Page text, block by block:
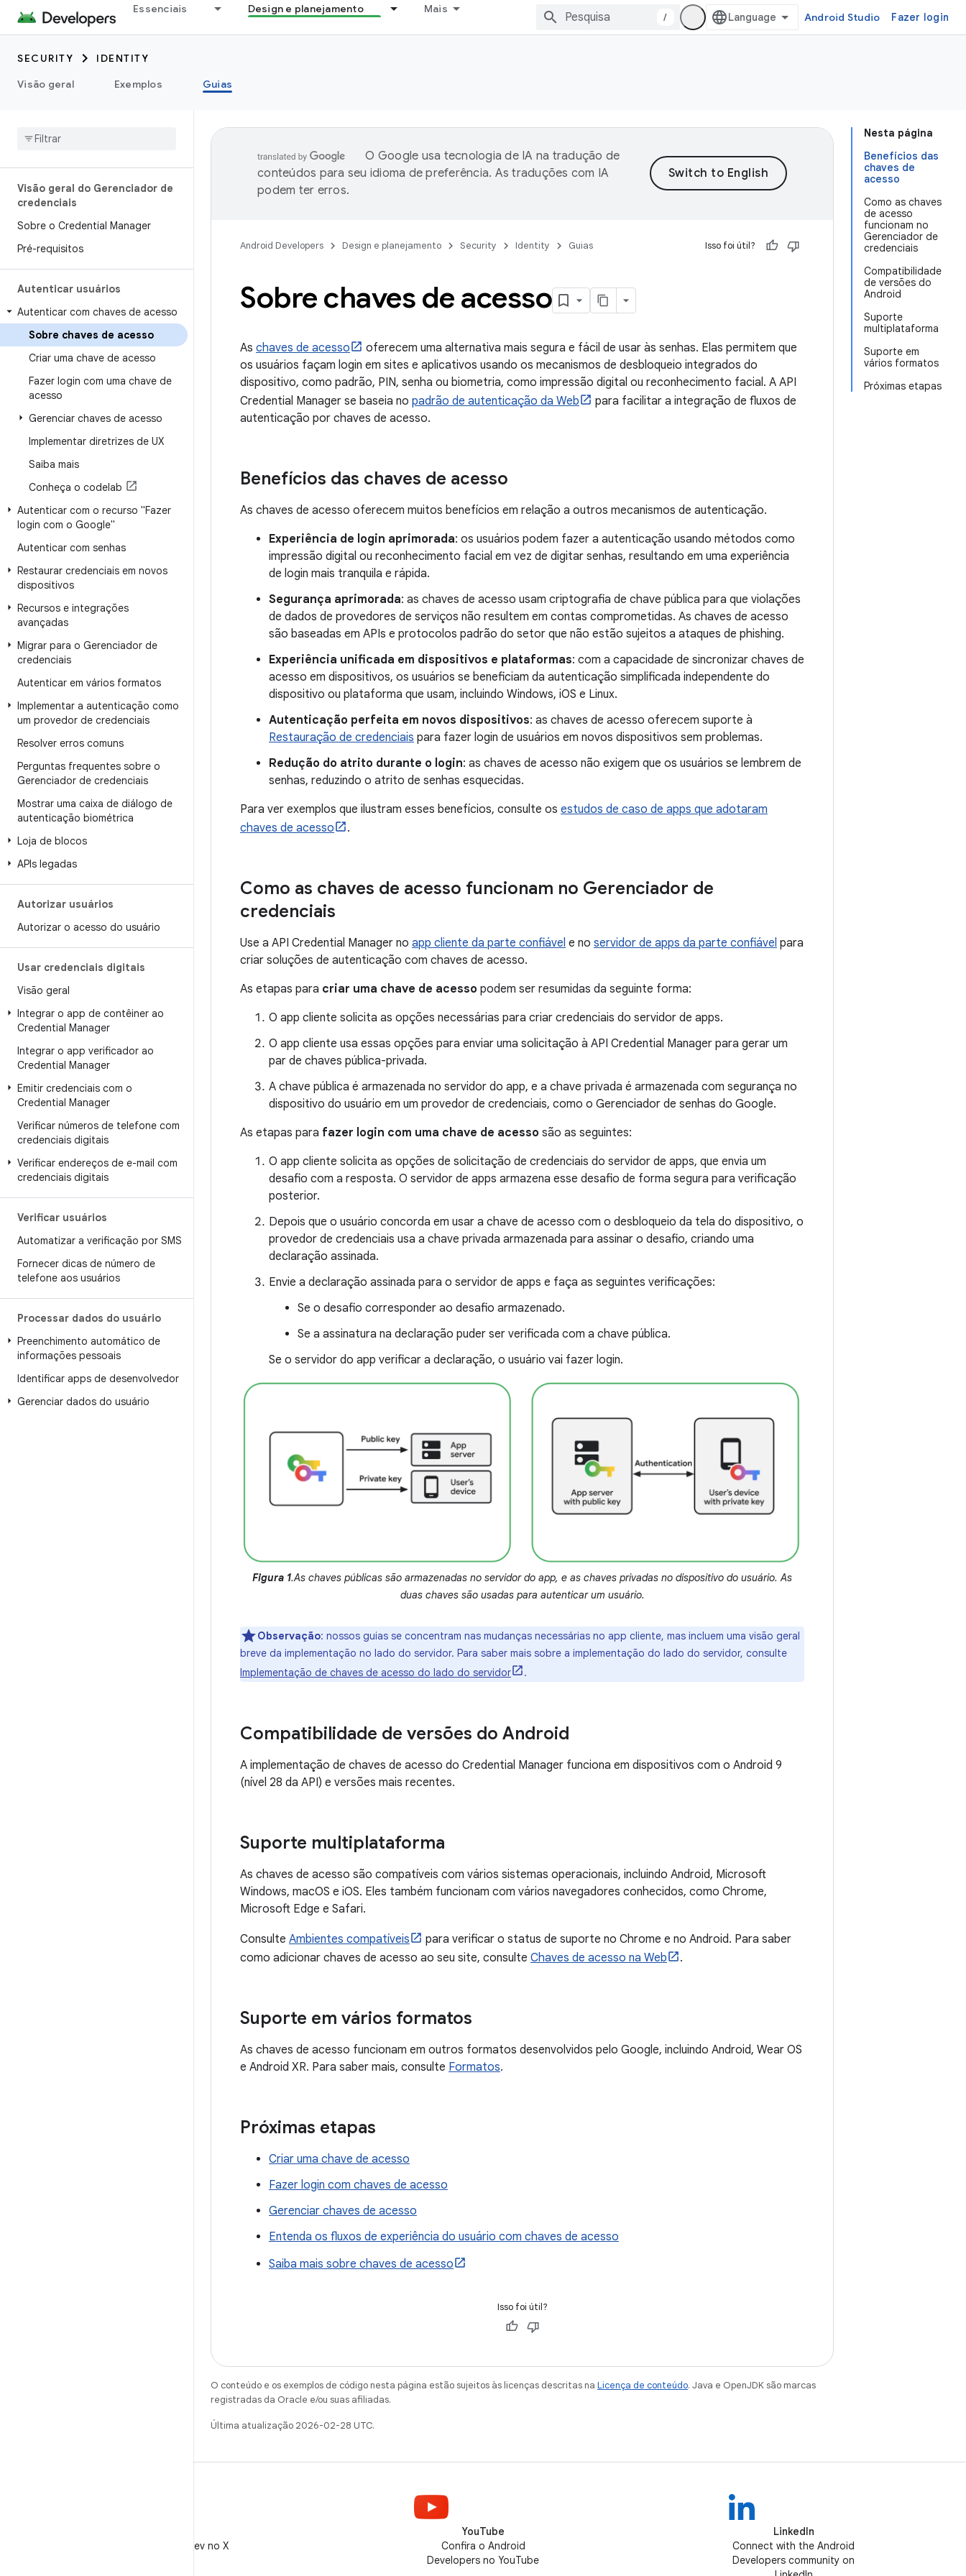
Essenciais Design e planejamento Mais
/ Android Studio Fazer login
SECURITY
IDENTITY
Visão geral
Exemplos Guias
Visão geral do Gerenciador de
credenciais
Sobre o Credential Manager
Pré-requisitos
Autenticar usuários
Autenticar com chaves de acesso
Sobre chaves de acesso
Criar uma chave de acesso
Fazer login com uma chave de
acesso
Gerenciar chaves de acesso
Implementar diretrizes de UX
Saiba mais
Conheça o codelab
Autenticar com o recurso "Fazer
login com o Google"
Autenticar com senhas
Restaurar credenciais em novos
dispositivos
Recursos e integrações
avançadas
Migrar para o Gerenciador de
credenciais
Autenticar em vários formatos
Implementar a autenticação como
um provedor de credenciais
Resolver erros comuns
Perguntas frequentes sobre o
Gerenciador de credenciais
Mostrar uma caixa de diálogo de
autenticação biométrica
Loja de blocos
APIs legadas
Autorizar usuários
Autorizar o acesso do usuário
Usar credenciais digitais
Visão geral
Integrar o app de contêiner ao
Credential Manager
Integrar o app verificador ao
Credential Manager
Emitir credenciais com o
Credential Manager
Verificar números de telefone com
credenciais digitais
Verificar endereços de e-mail com
credenciais digitais
Verificar usuários
Automatizar a verificação por SMS
Fornecer dicas de número de
telefone aos usuários
Processar dados do usuário
Preenchimento automático de
informações pessoais
Identificar apps de desenvolvedor
Gerenciar dados do usuário
Nesta página
Benefícios das
chaves de
acesso
Como as chaves
de acesso
funcionam no
Gerenciador de
credenciais
Compatibilidade
de versões do
Android
Suporte
multiplataforma
Suporte em
vários formatos
Próximas etapas
O Google usa tecnologia de IA na tradução de
conteúdos para seu idioma de preferência. As traduções com IA
podem ter erros.
Android Developers Design e planejamento Security Identity Guias Isso foi útil?
Sobre chaves de acesso
As chaves de acesso
oferecem uma alternativa mais segura e fácil de usar às senhas. Elas permitem que
os usuários façam login em sites e aplicativos usando os mecanismos de desbloqueio integrados do
dispositivo, como padrão, PIN, senha ou biometria, como impressão digital ou reconhecimento facial. A API
Credential Manager se baseia no padrão de autenticação da Web
para facilitar a integração de fluxos de
autenticação por chaves de acesso.
Benefícios das chaves de acesso
As chaves de acesso oferecem muitos benefícios em relação a outros mecanismos de autenticação.
Experiência de login aprimorada: os usuários podem fazer a autenticação usando métodos como
impressão digital ou reconhecimento facial em vez de digitar senhas, resultando em uma experiência
de login mais tranquila e rápida.
Segurança aprimorada: as chaves de acesso usam criptografia de chave pública para que violações
de dados de provedores de serviços não resultem em contas comprometidas. As chaves de acesso
são baseadas em APIs e protocolos padrão do setor que não estão sujeitos a ataques de phishing.
Experiência unificada em dispositivos e plataformas: com a capacidade de sincronizar chaves de
acesso em dispositivos, os usuários se beneficiam da autenticação simplificada independente do
dispositivo ou plataforma que usam, incluindo Windows, iOS e Linux.
Autenticação perfeita em novos dispositivos: as chaves de acesso oferecem suporte à
Restauração de credenciais para fazer login de usuários em novos dispositivos sem problemas.
Redução do atrito durante o login: as chaves de acesso não exigem que os usuários se lembrem de
senhas, reduzindo o atrito de senhas esquecidas.
Para ver exemplos que ilustram esses benefícios, consulte os estudos de caso de apps que adotaram
chaves de acesso
.
Como as chaves de acesso funcionam no Gerenciador de
credenciais
Use a API Credential Manager no app cliente da parte confiável e no servidor de apps da parte confiável para
criar soluções de autenticação com chaves de acesso.
As etapas para criar uma chave de acesso podem ser resumidas da seguinte forma:
O app cliente solicita as opções necessárias para criar credenciais do servidor de apps.
O app cliente usa essas opções para enviar uma solicitação à API Credential Manager para gerar um
par de chaves pública-privada.
A chave pública é armazenada no servidor do app, e a chave privada é armazenada com segurança no
dispositivo do usuário em um provedor de credenciais, como o Gerenciador de senhas do Google.
As etapas para fazer login com uma chave de acesso são as seguintes:
O app cliente solicita as opções de solicitação de credenciais do servidor de apps, que envia um
desafio com a resposta. O servidor de apps armazena esse desafio de forma segura para verificação
posterior.
Depois que o usuário concorda em usar a chave de acesso com o desbloqueio da tela do dispositivo, o
provedor de credenciais usa a chave privada armazenada para assinar o desafio, criando uma
declaração assinada.
Envie a declaração assinada para o servidor de apps e faça as seguintes verificações:
Se o desafio corresponder ao desafio armazenado.
Se a assinatura na declaração puder ser verificada com a chave pública.
Se o servidor do app verificar a declaração, o usuário vai fazer login.
Figura 1.As chaves públicas são armazenadas no servidor do app, e as chaves privadas no dispositivo do usuário. As
duas chaves são usadas para autenticar um usuário.
Observação: nossos guias se concentram nas mudanças necessárias no app cliente, mas incluem uma visão geral
breve da implementação no lado do servidor. Para saber mais sobre a implementação do lado do servidor, consulte
Implementação de chaves de acesso do lado do servidor
.
Compatibilidade de versões do Android
A implementação de chaves de acesso do Credential Manager funciona em dispositivos com o Android 9
(nível 28 da API) e versões mais recentes.
Suporte multiplataforma
As chaves de acesso são compatíveis com vários sistemas operacionais, incluindo Android, Microsoft
Windows, macOS e iOS. Eles também funcionam com vários navegadores conhecidos, como Chrome,
Microsoft Edge e Safari.
Consulte Ambientes compatíveis
para verificar o status de suporte no Chrome e no Android. Para saber
como adicionar chaves de acesso ao seu site, consulte Chaves de acesso na Web .
Suporte em vários formatos
As chaves de acesso funcionam em outros formatos desenvolvidos pelo Google, incluindo Android, Wear OS
e Android XR. Para saber mais, consulte Formatos.
Próximas etapas
Criar uma chave de acesso
Fazer login com chaves de acesso
Gerenciar chaves de acesso
Entenda os fluxos de experiência do usuário com chaves de acesso
Saiba mais sobre chaves de acesso
Isso foi útil?
O conteúdo e os exemplos de código nesta página estão sujeitos às licenças descritas na Licença de conteúdo. Java e OpenJDK são marcas
registradas da Oracle e/ou suas afiliadas.
Última atualização 2026-02-28 UTC.
Siga @AndroidDev no X
YouTube
Confira o Android
Developers no YouTube
LinkedIn
Connect with the Android
Developers community on